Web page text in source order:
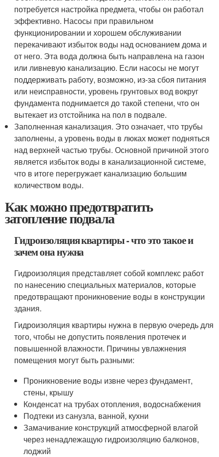
потребуется настройка предмета, чтобы он работал
эффективно. Насосы при правильном
функционировании и хорошем обслуживании
перекачивают избыток воды над основанием дома и
от него. Эта вода должна быть направлена на газон
или ливневую канализацию. Если насосы не могут
поддерживать работу, возможно, из-за сбоя питания
или неисправности, уровень грунтовых вод вокруг
фундамента поднимается до такой степени, что он
вытекает из отстойника на пол в подвале.
Заполненная канализация. Это означает, что трубы
заполнены, а уровень воды в люках может подняться
над верхней частью трубы. Основной причиной этого
является избыток воды в канализационной системе,
что в итоге перегружает канализацию большим
количеством воды.
Как можно предотвратить
затопление подвала
Гидроизоляция квартиры - что это такое и
зачем она нужна
Гидроизоляция представляет собой комплекс работ
по нанесению специальных материалов, которые
предотвращают проникновение воды в конструкции
здания.
Гидроизоляция квартиры нужна в первую очередь для
того, чтобы не допустить появления протечек и
повышенной влажности. Причины увлажнения
помещения могут быть разными:
Проникновение воды извне через фундамент,
стены, крышу
Конденсат на трубах отопления, водоснабжения
Подтеки из санузла, ванной, кухни
Замачивание конструкций атмосферной влагой
через ненадлежащую гидроизоляцию балконов,
лоджий